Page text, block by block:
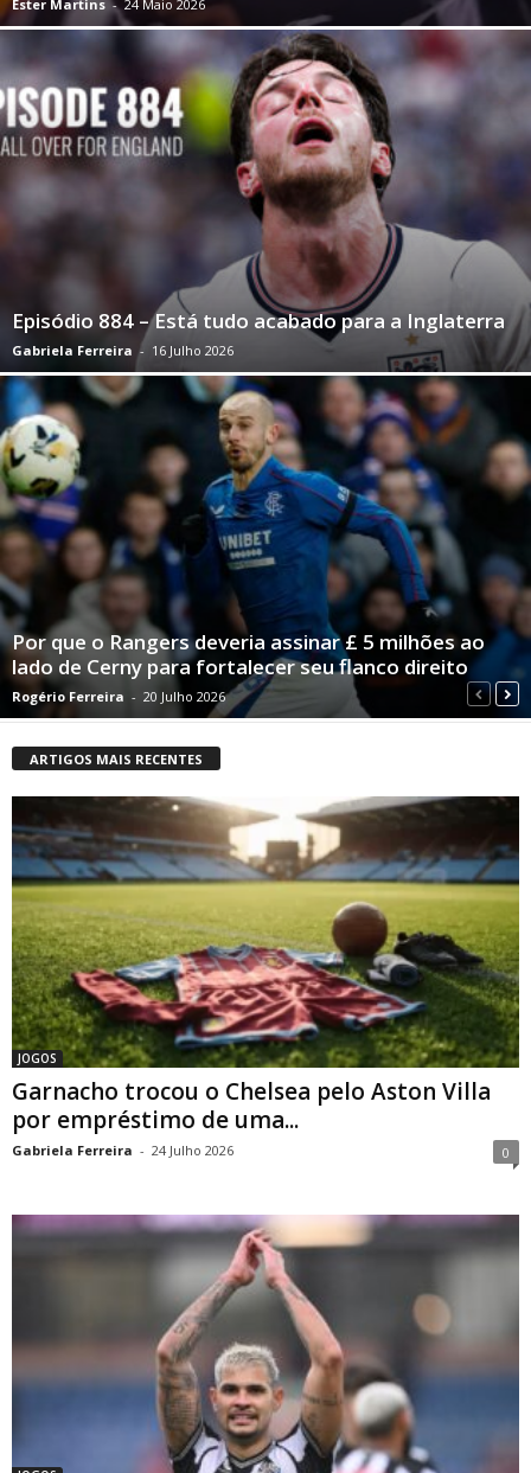
Ester Martins - 24 Maio 2026
Episódio 884 – Está tudo acabado para a Inglaterra
Gabriela Ferreira - 16 Julho 2026
Por que o Rangers deveria assinar £ 5 milhões ao
lado de Cerny para fortalecer seu flanco direito
Rogério Ferreira - 20 Julho 2026
ARTIGOS MAIS RECENTES
JOGOS
Garnacho trocou o Chelsea pelo Aston Villa
por empréstimo de uma...
Gabriela Ferreira - 24 Julho 2026 0